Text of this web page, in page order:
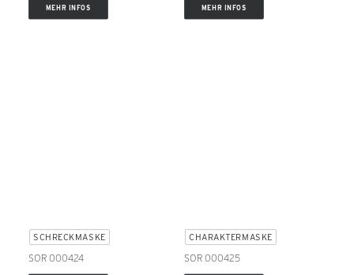
MEHR INFOS MEHR INFOS
SCHRECKMASKE
SOR 000424
CHARAKTERMASKE
SOR 000425